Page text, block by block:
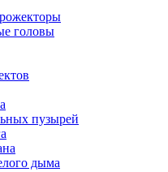
головы
пузырей
дыма